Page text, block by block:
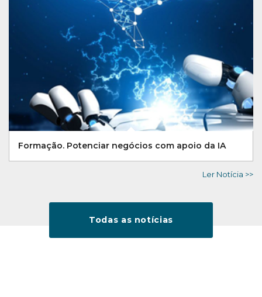
Formação. Potenciar negócios com apoio da IA
Ler Notícia >>
Todas as notícias